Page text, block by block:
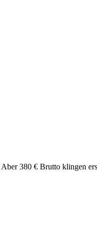
380 € Brutto klingen